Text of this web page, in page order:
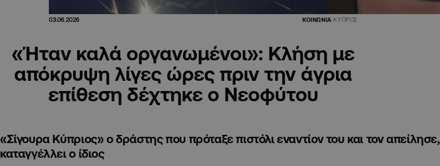
03.06.2026 ΚΟΙΝΩΝΙΑ ΚΥΠΡΟΣ
«Ήταν καλά οργανωμένοι»: Κλήση με
απόκρυψη λίγες ώρες πριν την άγρια
επίθεση δέχτηκε ο Νεοφύτου
«Σίγουρα Κύπριος» ο δράστης που πρόταξε πιστόλι εναντίον του και τον απείλησε,
καταγγέλλει ο ίδιος